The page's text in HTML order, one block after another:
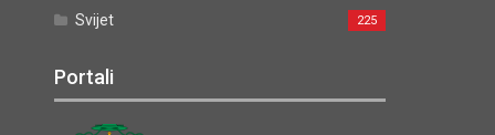
Svijet 225
Portali